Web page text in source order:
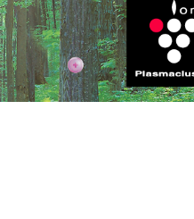
能暖烘機
智慧咖啡機
鍋
爐